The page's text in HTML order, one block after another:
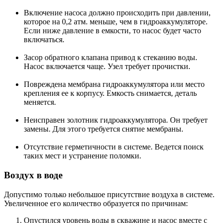
Включение насоса должно происходить при давлении,
которое на 0,2 атм. меньше, чем в гидроаккумуляторе.
Если ниже давление в емкости, то насос будет часто
включаться.
Засор обратного клапана привод к стеканию воды.
Насос включается чаще. Узел требует прочистки.
Повреждена мембрана гидроаккумулятора или место
крепления ее к корпусу. Емкость снимается, деталь
меняется.
Неисправен золотник гидроаккумулятора. Он требует
замены. Для этого требуется снятие мембраны.
Отсутствие герметичности в системе. Ведется поиск
таких мест и устранение поломки.
Воздух в воде
Допустимо только небольшое присутствие воздуха в системе.
Увеличенное его количество образуется по причинам:
Опустился уровень воды в скважине и насос вместе с